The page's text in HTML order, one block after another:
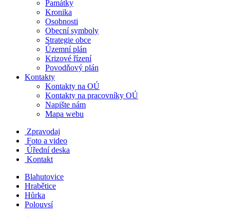
Památky
Kronika
Osobnosti
Obecní symboly
Strategie obce
Územní plán
Krizové řízení
Povodňový plán
Kontakty
Kontakty na OÚ
Kontakty na pracovníky OÚ
Napište nám
Mapa webu
Zpravodaj
Foto a video
Úřední deska
Kontakt
Blahutovice
Hrabětice
Hůrka
Polouvsí